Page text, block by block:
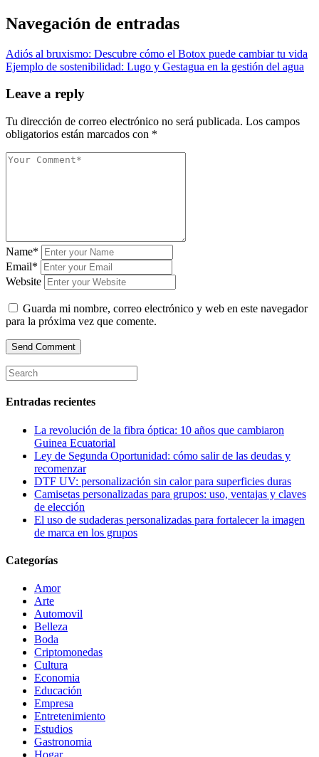
Navegación de entradas
Adiós al bruxismo: Descubre cómo el Botox puede cambiar tu vida
Ejemplo de sostenibilidad: Lugo y Gestagua en la gestión del agua
Leave a reply
Tu dirección de correo electrónico no será publicada. Los campos
obligatorios están marcados con *
Name*
Email*
Website
Guarda mi nombre, correo electrónico y web en este navegador
para la próxima vez que comente.
Entradas recientes
La revolución de la fibra óptica: 10 años que cambiaron
Guinea Ecuatorial
Ley de Segunda Oportunidad: cómo salir de las deudas y
recomenzar
DTF UV: personalización sin calor para superficies duras
Camisetas personalizadas para grupos: uso, ventajas y claves
de elección
El uso de sudaderas personalizadas para fortalecer la imagen
de marca en los grupos
Categorías
Amor
Arte
Automovil
Belleza
Boda
Criptomonedas
Cultura
Economia
Educación
Empresa
Entretenimiento
Estudios
Gastronomia